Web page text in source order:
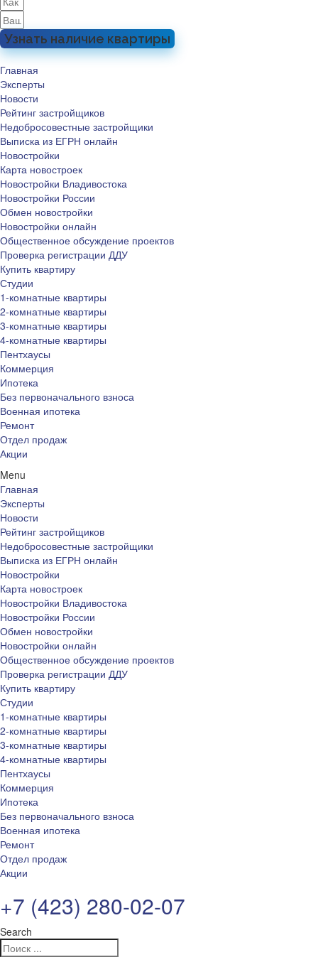
Узнать наличие квартиры
Главная
Эксперты
Новости
Рейтинг застройщиков
Недобросовестные застройщики
Выписка из ЕГРН онлайн
Новостройки
Карта новостроек
Новостройки Владивостока
Новостройки России
Обмен новостройки
Новостройки онлайн
Общественное обсуждение проектов
Проверка регистрации ДДУ
Купить квартиру
Студии
1-комнатные квартиры
2-комнатные квартиры
3-комнатные квартиры
4-комнатные квартиры
Пентхаусы
Коммерция
Ипотека
Без первоначального взноса
Военная ипотека
Ремонт
Отдел продаж
Акции
Menu
Главная
Эксперты
Новости
Рейтинг застройщиков
Недобросовестные застройщики
Выписка из ЕГРН онлайн
Новостройки
Карта новостроек
Новостройки Владивостока
Новостройки России
Обмен новостройки
Новостройки онлайн
Общественное обсуждение проектов
Проверка регистрации ДДУ
Купить квартиру
Студии
1-комнатные квартиры
2-комнатные квартиры
3-комнатные квартиры
4-комнатные квартиры
Пентхаусы
Коммерция
Ипотека
Без первоначального взноса
Военная ипотека
Ремонт
Отдел продаж
Акции
+7 (423) 280-02-07
Search